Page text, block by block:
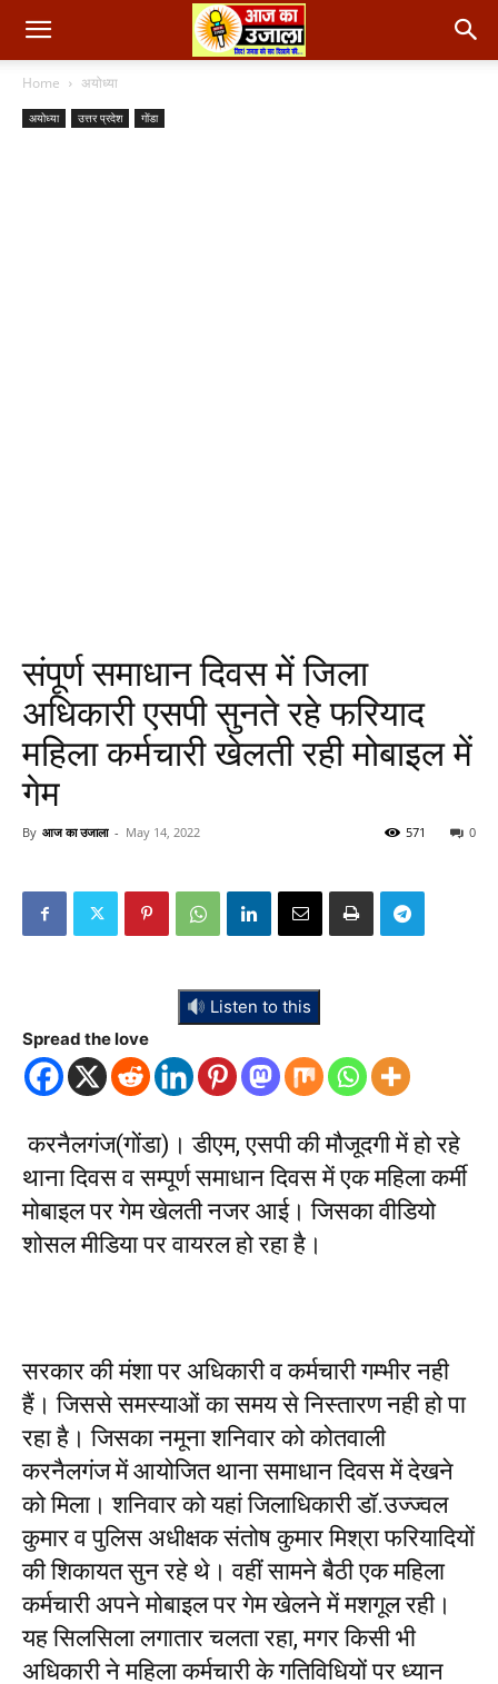
Home अयोध्या
अयोध्या उत्तर प्रदेश गोंडा
संपूर्ण समाधान दिवस में जिला
अधिकारी एसपी सुनते रहे फरियाद
महिला कर्मचारी खेलती रही मोबाइल में
गेम
By आज का उजाला - May 14, 2022 0
571
Listen to this
Spread the love
करनैलगंज(गोंडा)। डीएम, एसपी की मौजूदगी में हो रहे
थाना दिवस व सम्पूर्ण समाधान दिवस में एक महिला कर्मी
मोबाइल पर गेम खेलती नजर आई। जिसका वीडियो
शोसल मीडिया पर वायरल हो रहा है।
सरकार की मंशा पर अधिकारी व कर्मचारी गम्भीर नही
हैं। जिससे समस्याओं का समय से निस्तारण नही हो पा
रहा है। जिसका नमूना शनिवार को कोतवाली
करनैलगंज में आयोजित थाना समाधान दिवस में देखने
को मिला। शनिवार को यहां जिलाधिकारी डॉ.उज्ज्वल
कुमार व पुलिस अधीक्षक संतोष कुमार मिश्रा फरियादियों
की शिकायत सुन रहे थे। वहीं सामने बैठी एक महिला
कर्मचारी अपने मोबाइल पर गेम खेलने में मशगूल रही।
यह सिलसिला लगातार चलता रहा, मगर किसी भी
अधिकारी ने महिला कर्मचारी के गतिविधियों पर ध्यान